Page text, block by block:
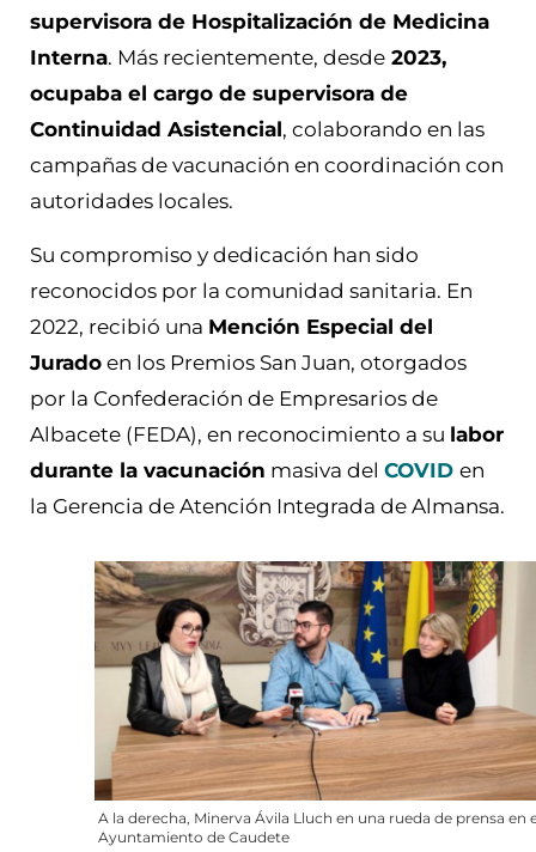
supervisora de Hospitalización de Medicina
Interna. Más recientemente, desde 2023,
ocupaba el cargo de supervisora de
Continuidad Asistencial, colaborando en las
campañas de vacunación en coordinación con
autoridades locales.
Su compromiso y dedicación han sido
reconocidos por la comunidad sanitaria. En
2022, recibió una Mención Especial del
Jurado en los Premios San Juan, otorgados
por la Confederación de Empresarios de
Albacete (FEDA), en reconocimiento a su labor
durante la vacunación masiva del COVID en
la Gerencia de Atención Integrada de Almansa.
A la derecha, Minerva Ávila Lluch en una rueda de prensa en
Ayuntamiento de Caudete